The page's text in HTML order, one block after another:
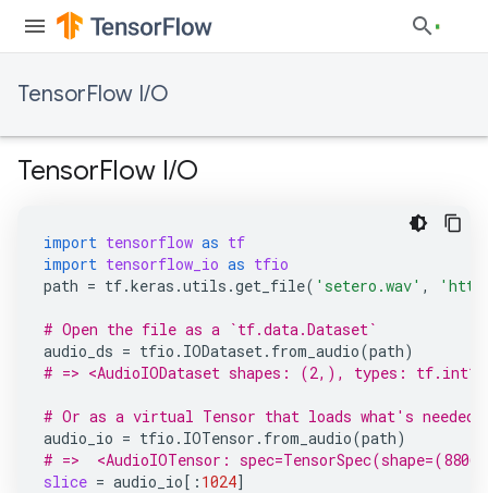
TensorFlow I/O
TensorFlow I/O
import tensorflow as tf
import tensorflow_io as tfio
path = tf.keras .utils .get_file( 'setero.wav' ,
# Open the file as a `tf.data.Dataset`
audio_ds = tfio . IODataset. from_audio(path)
# => <AudioIODataset shapes: (2,), types:
# Or as a virtual Tensor that loads what's needed.
audio_io = tfio . IOTensor . from_audio(path)
# =>  <AudioIOTensor:
slice = audio_io[: 1024]